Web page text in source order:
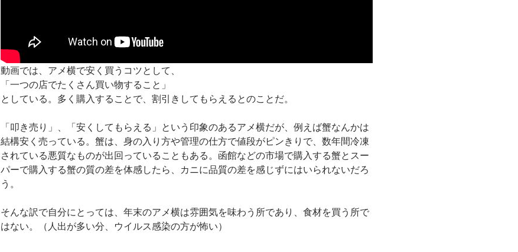
動画では、アメ横で安く買うコツとして、
「一つの店でたくさん買い物すること」
としている。多く購入することで、割引きしてもらえるとのことだ。
「叩き売り」、「安くしてもらえる」という印象のあるアメ横だが、例えば蟹なんかは
結構安く売っている。蟹は、身の入り方や管理の仕方で値段がピンきりで、数年間冷凍
されている悪質なものが出回っていることもある。函館などの市場で購入する蟹とスー
パーで購入する蟹の質の差を体感したら、カニに品質の差を感じずにはいられないだろ
う。
そんな訳で自分にとっては、年末のアメ横は雰囲気を味わう所であり、食材を買う所で
はない。（人出が多い分、ウイルス感染の方が怖い）